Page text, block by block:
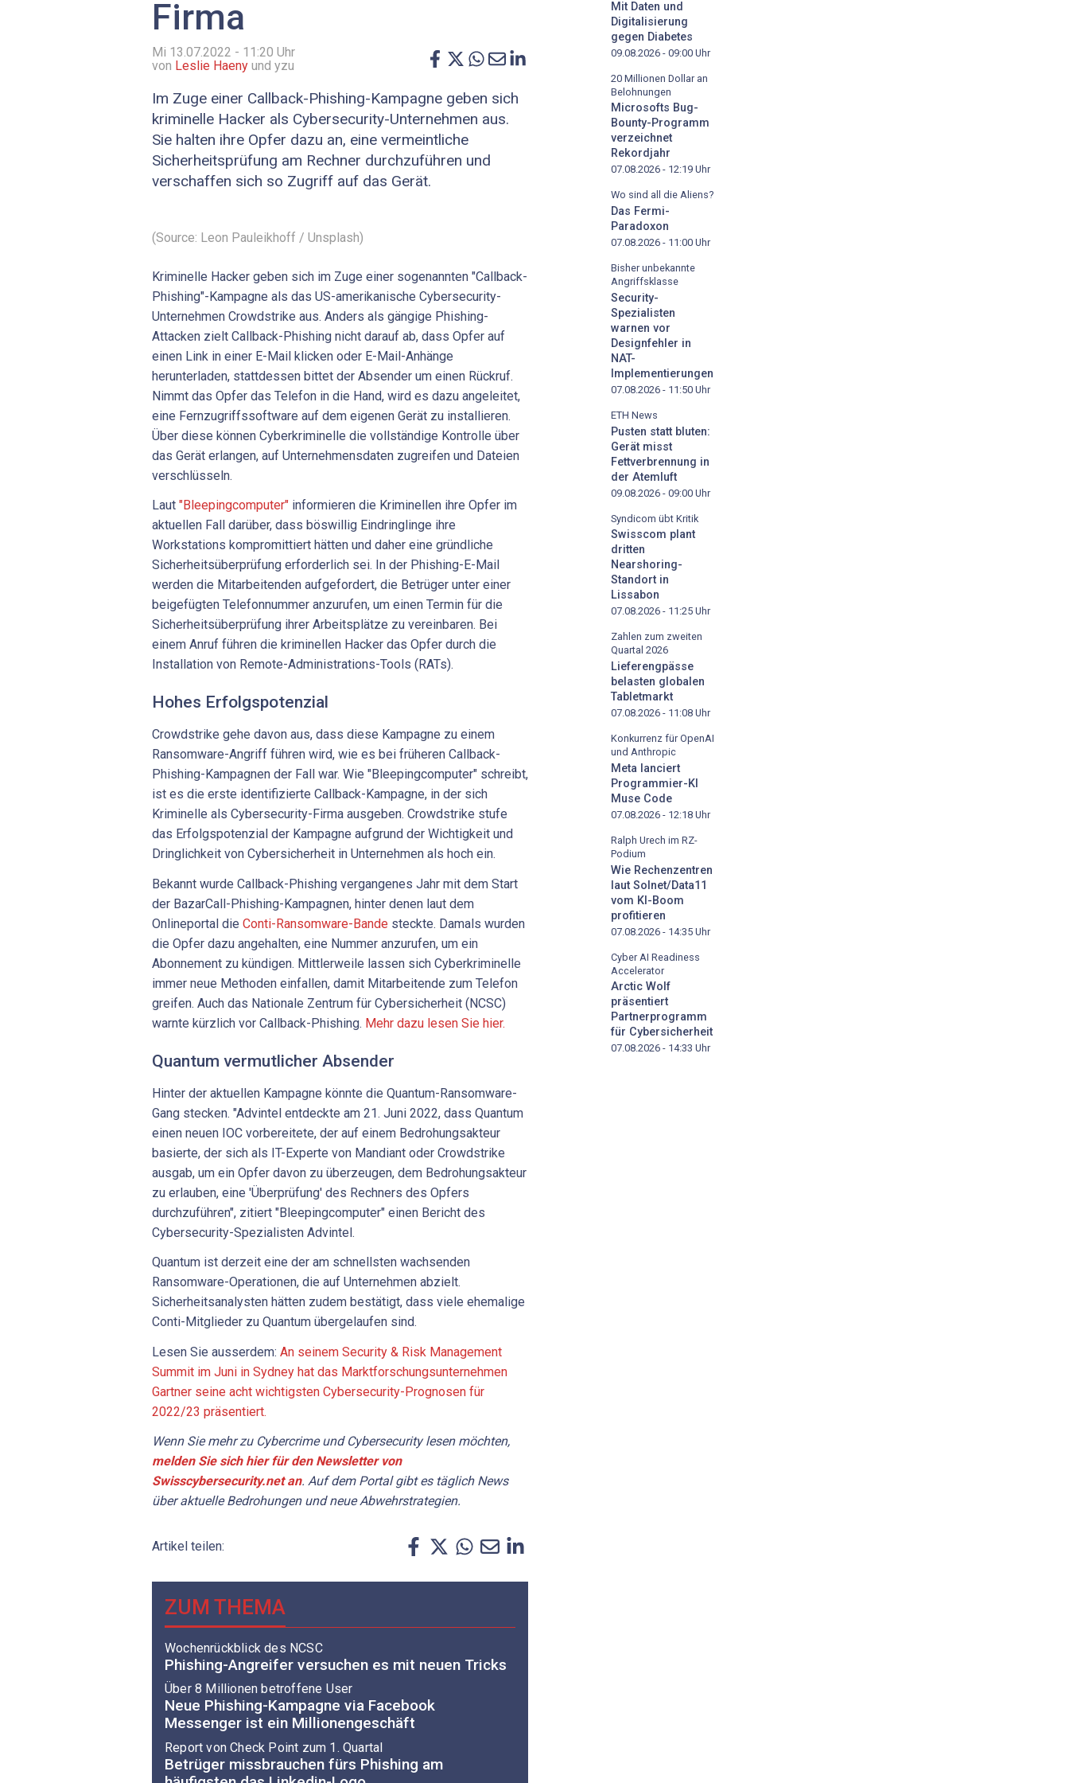
Firma
Mi 13.07.2022 - 11:20 Uhr
von Leslie Haeny und yzu
Im Zuge einer Callback-Phishing-Kampagne geben sich
kriminelle Hacker als Cybersecurity-Unternehmen aus.
Sie halten ihre Opfer dazu an, eine vermeintliche
Sicherheitsprüfung am Rechner durchzuführen und
verschaffen sich so Zugriff auf das Gerät.
(Source: Leon Pauleikhoff / Unsplash)
Kriminelle Hacker geben sich im Zuge einer sogenannten "Callback-
Phishing"-Kampagne als das US-amerikanische Cybersecurity-
Unternehmen Crowdstrike aus. Anders als gängige Phishing-
Attacken zielt Callback-Phishing nicht darauf ab, dass Opfer auf
einen Link in einer E-Mail klicken oder E-Mail-Anhänge
herunterladen, stattdessen bittet der Absender um einen Rückruf.
Nimmt das Opfer das Telefon in die Hand, wird es dazu angeleitet,
eine Fernzugriffssoftware auf dem eigenen Gerät zu installieren.
Über diese können Cyberkriminelle die vollständige Kontrolle über
das Gerät erlangen, auf Unternehmensdaten zugreifen und Dateien
verschlüsseln.
Laut "Bleepingcomputer" informieren die Kriminellen ihre Opfer im
aktuellen Fall darüber, dass böswillig Eindringlinge ihre
Workstations kompromittiert hätten und daher eine gründliche
Sicherheitsüberprüfung erforderlich sei. In der Phishing-E-Mail
werden die Mitarbeitenden aufgefordert, die Betrüger unter einer
beigefügten Telefonnummer anzurufen, um einen Termin für die
Sicherheitsüberprüfung ihrer Arbeitsplätze zu vereinbaren. Bei
einem Anruf führen die kriminellen Hacker das Opfer durch die
Installation von Remote-Administrations-Tools (RATs).
Hohes Erfolgspotenzial
Crowdstrike gehe davon aus, dass diese Kampagne zu einem
Ransomware-Angriff führen wird, wie es bei früheren Callback-
Phishing-Kampagnen der Fall war. Wie "Bleepingcomputer" schreibt,
ist es die erste identifizierte Callback-Kampagne, in der sich
Kriminelle als Cybersecurity-Firma ausgeben. Crowdstrike stufe
das Erfolgspotenzial der Kampagne aufgrund der Wichtigkeit und
Dringlichkeit von Cybersicherheit in Unternehmen als hoch ein.
Bekannt wurde Callback-Phishing vergangenes Jahr mit dem Start
der BazarCall-Phishing-Kampagnen, hinter denen laut dem
Onlineportal die Conti-Ransomware-Bande steckte. Damals wurden
die Opfer dazu angehalten, eine Nummer anzurufen, um ein
Abonnement zu kündigen. Mittlerweile lassen sich Cyberkriminelle
immer neue Methoden einfallen, damit Mitarbeitende zum Telefon
greifen. Auch das Nationale Zentrum für Cybersicherheit (NCSC)
warnte kürzlich vor Callback-Phishing. Mehr dazu lesen Sie hier.
Quantum vermutlicher Absender
Hinter der aktuellen Kampagne könnte die Quantum-Ransomware-
Gang stecken. "Advintel entdeckte am 21. Juni 2022, dass Quantum
einen neuen IOC vorbereitete, der auf einem Bedrohungsakteur
basierte, der sich als IT-Experte von Mandiant oder Crowdstrike
ausgab, um ein Opfer davon zu überzeugen, dem Bedrohungsakteur
zu erlauben, eine 'Überprüfung' des Rechners des Opfers
durchzuführen", zitiert "Bleepingcomputer" einen Bericht des
Cybersecurity-Spezialisten Advintel.
Quantum ist derzeit eine der am schnellsten wachsenden
Ransomware-Operationen, die auf Unternehmen abzielt.
Sicherheitsanalysten hätten zudem bestätigt, dass viele ehemalige
Conti-Mitglieder zu Quantum übergelaufen sind.
Lesen Sie ausserdem: An seinem Security & Risk Management
Summit im Juni in Sydney hat das Marktforschungsunternehmen
Gartner seine acht wichtigsten Cybersecurity-Prognosen für
2022/23 präsentiert.
Wenn Sie mehr zu Cybercrime und Cybersecurity lesen möchten,
melden Sie sich hier für den Newsletter von
Swisscybersecurity.net an. Auf dem Portal gibt es täglich News
über aktuelle Bedrohungen und neue Abwehrstrategien.
Artikel teilen:
ZUM THEMA
Wochenrückblick des NCSC
Phishing-Angreifer versuchen es mit neuen Tricks
Über 8 Millionen betroffene User
Neue Phishing-Kampagne via Facebook
Messenger ist ein Millionengeschäft
Report von Check Point zum 1. Quartal
Betrüger missbrauchen fürs Phishing am
Mit Daten und
Digitalisierung
gegen Diabetes
09.08.2026 - 09:00 Uhr
20 Millionen Dollar an
Belohnungen
Microsofts Bug-
Bounty-Programm
verzeichnet
Rekordjahr
07.08.2026 - 12:19 Uhr
Wo sind all die Aliens?
Das Fermi-
Paradoxon
07.08.2026 - 11:00 Uhr
Bisher unbekannte
Angriffsklasse
Security-
Spezialisten
warnen vor
Designfehler in
NAT-
Implementierungen
07.08.2026 - 11:50 Uhr
ETH News
Pusten statt bluten:
Gerät misst
Fettverbrennung in
der Atemluft
09.08.2026 - 09:00 Uhr
Syndicom übt Kritik
Swisscom plant
dritten
Nearshoring-
Standort in
Lissabon
07.08.2026 - 11:25 Uhr
Zahlen zum zweiten
Quartal 2026
Lieferengpässe
belasten globalen
Tabletmarkt
07.08.2026 - 11:08 Uhr
Konkurrenz für OpenAI
und Anthropic
Meta lanciert
Programmier-KI
Muse Code
07.08.2026 - 12:18 Uhr
Ralph Urech im RZ-
Podium
Wie Rechenzentren
laut Solnet/Data11
vom KI-Boom
profitieren
07.08.2026 - 14:35 Uhr
Cyber AI Readiness
Accelerator
Arctic Wolf
präsentiert
Partnerprogramm
für Cybersicherheit
07.08.2026 - 14:33 Uhr